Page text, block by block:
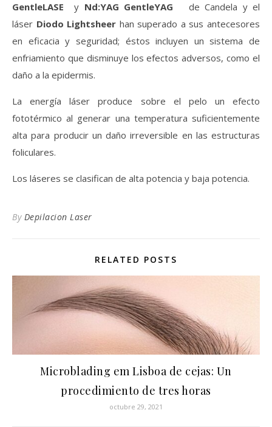
GentleLASE
y Nd:YAG GentleYAG
de Candela y el
láser Diodo Lightsheer han superado a sus antecesores
en eficacia y seguridad; éstos incluyen un sistema de
enfriamiento que disminuye los efectos adversos, como el
daño a la epidermis.
La energía láser produce sobre el pelo un efecto
fototérmico al generar una temperatura suficientemente
alta para producir un daño irreversible en las estructuras
foliculares.
Los láseres se clasifican de alta potencia y baja potencia.
By Depilacion Laser
RELATED POSTS
Microblading em Lisboa de cejas: Un
procedimiento de tres horas
octubre 29, 2021